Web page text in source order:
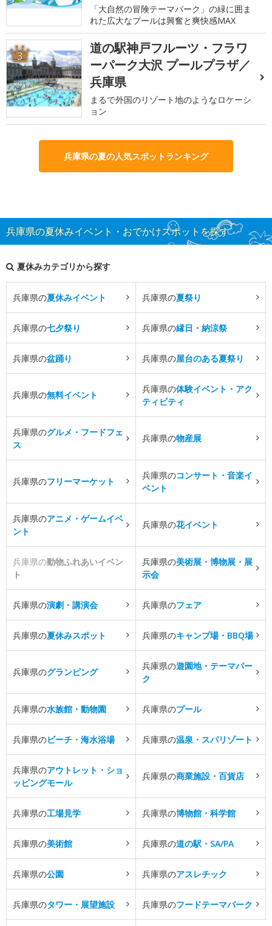
「大自然の冒険テーマパーク」の緑に囲ま
れた広大なプールは興奮と爽快感MAX
3
道の駅神戸フルーツ・フラワ
ーパーク大沢 プールプラザ／
兵庫県
まるで外国のリゾート地のようなロケーシ
ョン
兵庫県の夏の人気スポットランキング
兵庫県の夏休みイベント・おでかけスポットを探す
夏休みカテゴリから探す
兵庫県の夏休みイベント 兵庫県の夏祭り
兵庫県の七夕祭り 兵庫県の縁日・納涼祭
兵庫県の盆踊り 兵庫県の屋台のある夏祭り
兵庫県の無料イベント
兵庫県の体験イベント・アク
ティビティ
兵庫県のグルメ・フードフェ
ス
兵庫県の物産展
兵庫県のフリーマーケット
兵庫県のコンサート・音楽イ
ベント
兵庫県のアニメ・ゲームイベ
ント
兵庫県の花イベント
兵庫県の動物ふれあいイベン
ト
兵庫県の美術展・博物展・展
示会
兵庫県の演劇・講演会 兵庫県のフェア
兵庫県の夏休みスポット 兵庫県のキャンプ場・BBQ場
兵庫県のグランピング
兵庫県の遊園地・テーマパー
ク
兵庫県の水族館・動物園 兵庫県のプール
兵庫県のビーチ・海水浴場 兵庫県の温泉・スパリゾート
兵庫県のアウトレット・ショ
ッピングモール
兵庫県の商業施設・百貨店
兵庫県の工場見学 兵庫県の博物館・科学館
兵庫県の美術館 兵庫県の道の駅・SA/PA
兵庫県の公園 兵庫県のアスレチック
兵庫県のタワー・展望施設 兵庫県のフードテーマパーク